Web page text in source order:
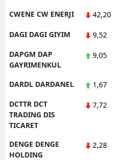
CWENE CW ENERJI 42,20
DAGI DAGI GIYIM 9,52
DAPGM DAP
GAYRIMENKUL
9,05
DARDL DARDANEL 1,67
DCTTR DCT
TRADING DIS
TICARET
7,72
DENGE DENGE
HOLDING
2,28